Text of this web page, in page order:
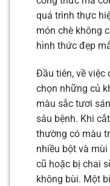
quá trình thực
món chè không
hình thức đẹp
Đầu tiên, về việc
chọn những củ
màu sắc tươi
sâu bệnh. Khi
thường có màu
nhiều bột và
cũ hoặc bị chai
không bùi. Một